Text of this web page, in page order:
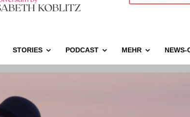
STORIES PODCAST MEHR NEWS-